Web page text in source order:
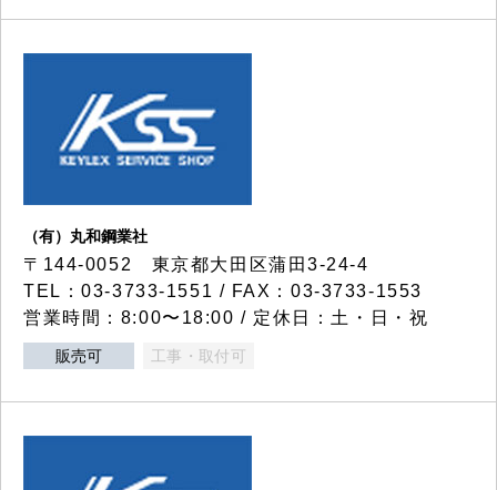
（有）丸和鋼業社
〒144-0052 東京都大田区蒲田3-24-4
TEL：03-3733-1551 / FAX：03-3733-1553
営業時間：8:00〜18:00 / 定休日：土・日・祝
販売可 工事・取付可